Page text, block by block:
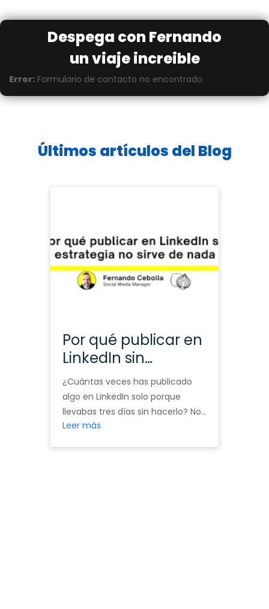
Despega con Fernando
un viaje increible
Error: Formulario de contacto no encontrado.
Últimos artículos del Blog
Por qué publicar en
LinkedIn sin
estrategia no sirve
de nada
¿Cuántas veces has publicado
algo en LinkedIn solo porque
llevabas tres días sin hacerlo? No
porque tuvieras algo que decir. No
Leer más